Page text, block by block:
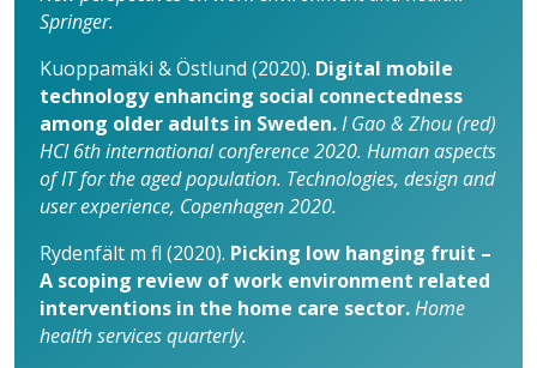
Springer.
Kuoppamäki & Östlund (2020). Digital mobile
technology enhancing social connectedness
among older adults in Sweden.I Gao & Zhou (red)
HCI 6th international conference 2020. Human aspects
of IT for the aged population. Technologies, design and
user experience, Copenhagen 2020.
Rydenfält m fl (2020). Picking low hanging fruit –
A scoping review of work environment related
interventions in the home care sector.Home
health services quarterly.